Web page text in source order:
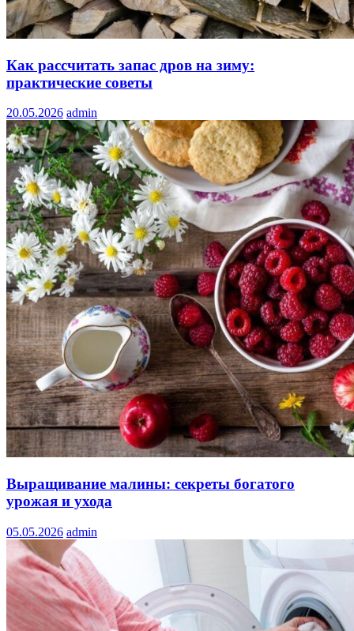
Как рассчитать запас дров на зиму:
практические советы
20.05.2026 admin
Выращивание малины: секреты богатого
урожая и ухода
05.05.2026 admin